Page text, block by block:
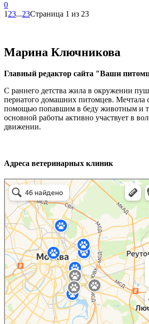
0
1 23...23Страница 1 из 23
Марина Ключникова
Главный редактор сайта "Ваши
С раннего детства жила в окружении
пернатого домашних питомцев. Мечтала
помощью попавшим в беду животным и
основной работы активно участвует в
движении.
Адреса ветеринарных клиник